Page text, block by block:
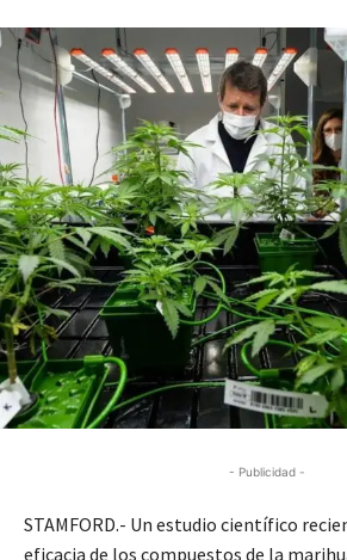
- Publicidad -
STAMFORD.- Un estudio científico
eficacia de los compuestos de la